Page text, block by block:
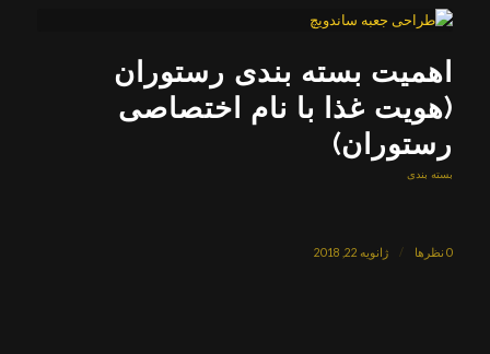
اهمیت بسته بندی رستوران
(هویت غذا با نام اختصاصی
رستوران)
بسته بندی
0 نظرها / ژانویه 22, 2018